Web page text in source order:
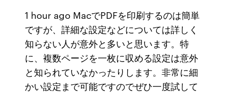
1 hour ago MacでPDFを印刷するのは簡単
ですが、詳細な設定などについては詳しく
知らない人が意外と多いと思います。特
に、複数ページを一枚に収める設定は意外
と知られていなかったりします。非常に細
かい設定まで可能ですのでぜひ一度試して